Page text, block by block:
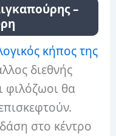
–
κήπος της
διεθνής
φιλόζωοι θα
στο κέντρο